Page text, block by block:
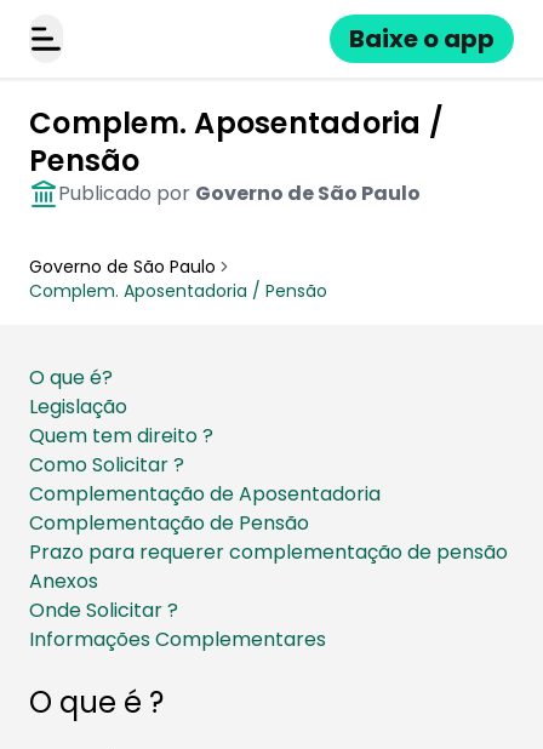
Alternar menu Baixe o app
Complem. Aposentadoria /
Pensão
Publicado por Governo de São Paulo
Governo de São Paulo
Complem. Aposentadoria / Pensão
O que é?
Legislação
Quem tem direito ?
Como Solicitar ?
Complementação de Aposentadoria
Complementação de Pensão
Prazo para requerer complementação de pensão
Anexos
Onde Solicitar ?
Informações Complementares
O que é ?